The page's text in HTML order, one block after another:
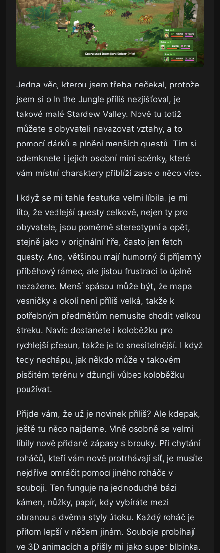
Jedna věc, kterou jsem třeba nečekal, protože
jsem si o In the Jungle příliš nezjišťoval, je
takové malé Stardew Valley. Nově tu totiž
můžete s obyvateli navazovat vztahy, a to
pomocí dárků a plnění menších questů. Tím si
odemknete i jejich osobní mini scénky, které
vám místní charaktery přiblíží zase o něco více.
I když se mi tahle featurka velmi líbila, je mi
líto, že vedlejší questy celkově, nejen ty pro
obyvatele, jsou poměrně stereotypní a opět,
stejně jako v originální hře, často jen fetch
questy. Ano, většinou mají humorný či příjemný
příběhový rámec, ale jistou frustraci to úplně
nezažene. Menší spásou může být, že mapa
vesničky a okolí není příliš velká, takže k
potřebným předmětům nemusíte chodit velkou
štreku. Navíc dostanete i koloběžku pro
rychlejší přesun, takže je to snesitelnější. I když
tedy nechápu, jak někdo může v takovém
písčitém terénu v džungli vůbec koloběžku
používat.
Přijde vám, že už je novinek příliš? Ale kdepak,
ještě tu něco najdeme. Mně osobně se velmi
líbily nově přidané zápasy s brouky. Při chytání
roháčů, kteří vám nově protrhávají síť, je musíte
nejdříve omráčit pomocí jiného roháče v
souboji. Ten funguje na jednoduché bázi
kámen, nůžky, papír, kdy vybíráte mezi
obranou a dvěma styly útoku. Každý roháč je
přitom lepší v něčem jiném. Souboje probíhají
ve 3D animacích a přišly mi jako super blbinka.